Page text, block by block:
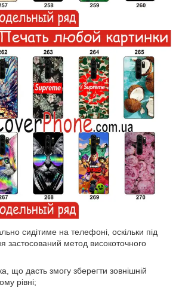
сидітиме на телефоні, оскільки під
застосований метод високоточного
що дасть змогу зберегти зовнішній
рівні;